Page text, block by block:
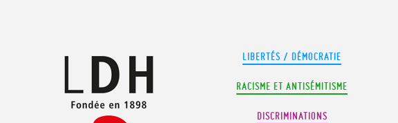
LIBERTÉS / DÉMOCRATIE
RACISME ET ANTISÉMITISME
DISCRIMINATIONS